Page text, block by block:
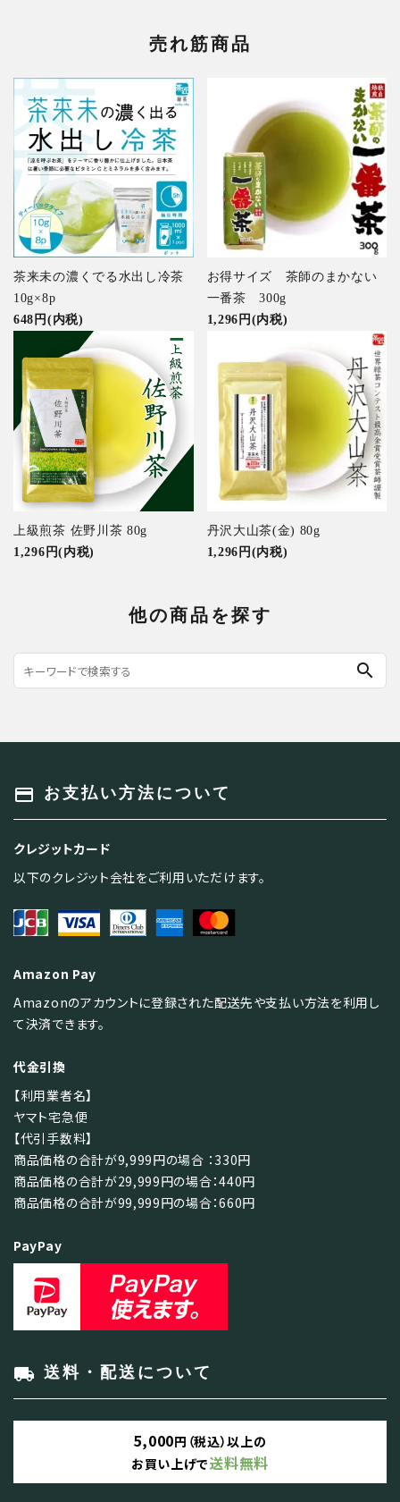
売れ筋商品
茶来未の濃くでる水出し冷茶
10g×8p
648円(内税)
お得サイズ 茶師のまかない
一番茶 300g
1,296円(内税)
上級煎茶 佐野川茶 80g
1,296円(内税)
丹沢大山茶(金) 80g
1,296円(内税)
他の商品を探す
search
payment お支払い方法について
クレジットカード
以下のクレジット会社をご利用いただけます。
Amazon Pay
Amazonのアカウントに登録された配送先や支払い方法を利用し
て決済できます。
代金引換
【利用業者名】
ヤマト宅急便
【代引手数料】
商品価格の合計が9,999円の場合 ：330円
商品価格の合計が29,999円の場合：440円
商品価格の合計が99,999円の場合：660円
PayPay
local_shipping 送料・配送について
5,000円（税込）以上の
お買い上げで送料無料